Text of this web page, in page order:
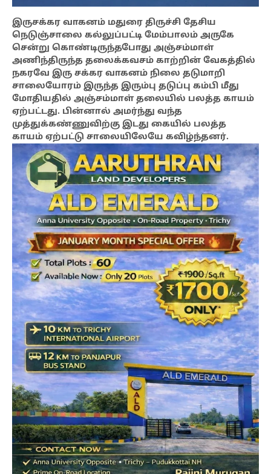
இருசக்கர வாகனம் மதுரை திருச்சி தேசிய
நெடுஞ்சாலை கல்லுப்பட்டி மேம்பாலம் அருகே
சென்று கொண்டிருந்தபோது அஞ்சம்மாள்
அணிந்திருந்த தலைக்கவசம் காற்றின் வேகத்தில்
நகரவே இரு சக்கர வாகனம் நிலை தடுமாறி
சாலையோரம் இருந்த இரும்பு தடுப்பு கம்பி மீது
மோதியதில் அஞ்சம்மாள் தலையில் பலத்த காயம்
ஏற்பட்டது. பின்னால் அமர்ந்து வந்த
முத்துக்கண்ணுவிற்கு இடது கையில் பலத்த
காயம் ஏற்பட்டு சாலையிலேயே கவிழ்ந்தனர்.